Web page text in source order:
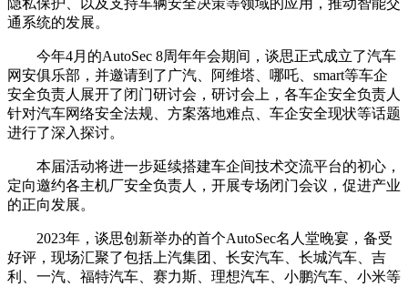
隐私保护、以及支持车辆安全决策等领域的应用，推动智能交
通系统的发展。
今年4月的AutoSec 8周年年会期间，谈思正式成立了汽车
网安俱乐部，并邀请到了广汽、阿维塔、哪吒、smart等车企
安全负责人展开了闭门研讨会，研讨会上，各车企安全负责人
针对汽车网络安全法规、方案落地难点、车企安全现状等话题
进行了深入探讨。
本届活动将进一步延续搭建车企间技术交流平台的初心，
定向邀约各主机厂安全负责人，开展专场闭门会议，促进产业
的正向发展。
2023年，谈思创新举办的首个AutoSec名人堂晚宴，备受
好评，现场汇聚了包括上汽集团、长安汽车、长城汽车、吉
利、一汽、福特汽车、赛力斯、理想汽车、小鹏汽车、小米等